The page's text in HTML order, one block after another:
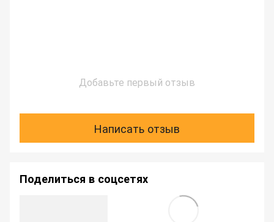
Добавьте первый отзыв
Написать отзыв
Поделиться в соцсетях